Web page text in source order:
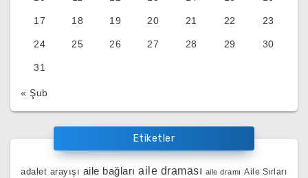
17 18 19 20 21 22 23
24 25 26 27 28 29 30
31
« Şub
Etiketler
adalet arayışı aile bağları aile draması aile dramı Aile Sırları